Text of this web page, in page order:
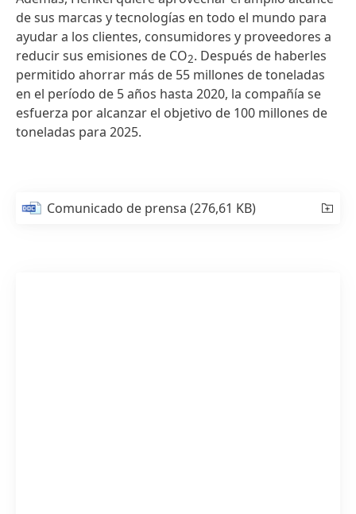
de sus marcas y tecnologías en todo el mundo para
ayudar a los clientes, consumidores y proveedores a
reducir sus emisiones de CO2. Después de haberles
permitido ahorrar más de 55 millones de toneladas
en el período de 5 años hasta 2020, la compañía se
esfuerza por alcanzar el objetivo de 100 millones de
toneladas para 2025.
Comunicado de prensa(276,61 KB)